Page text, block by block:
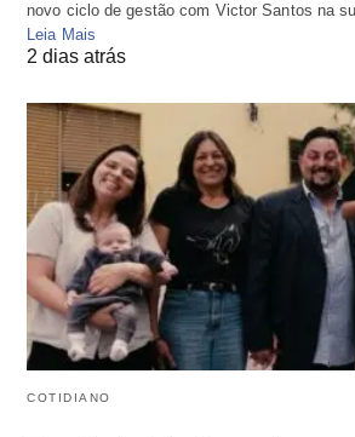
novo ciclo de gestão com Victor Santos na
Leia Mais
2 dias atrás
COTIDIANO